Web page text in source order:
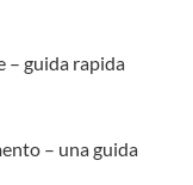
– guida rapida
– una guida